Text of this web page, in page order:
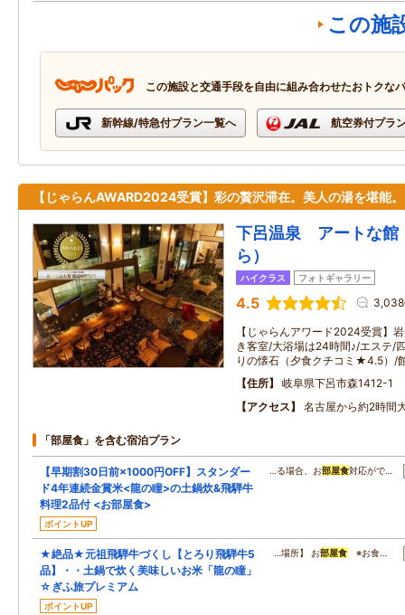
この施
この施設と交通手段を自由に組み合わせたおトクな
新幹線/特急付プラン一覧へ 航空券付プラ
【じゃらんAWARD2024受賞】彩の贅沢滞在。美人の湯を堪能。
下呂温泉 アートな
ら）
ハイクラス フォトギャラリー
4.5
【じゃらんアワード2024受賞】
き客室/大浴場は24時間♪/エステ/
りの懐石（夕食クチコミ★4.5）/
住所
岐阜県下呂市森1412-1
アクセス
名古屋から約2時間
「部屋食」を含む宿泊プラン
【早期割30日前×1000円OFF】スタンダー
ド4年連続金賞米<龍の瞳>の土鍋炊&飛騨牛
料理2品付 <お部屋食>
ポイントUP
…る場合、お部屋食対応がで…
★絶品★元祖飛騨牛づくし【とろり飛騨牛5
品】・・土鍋で炊く美味しいお米「龍の瞳」
☆ぎふ旅プレミアム
ポイントUP
…場所】 お部屋食 ※お食…